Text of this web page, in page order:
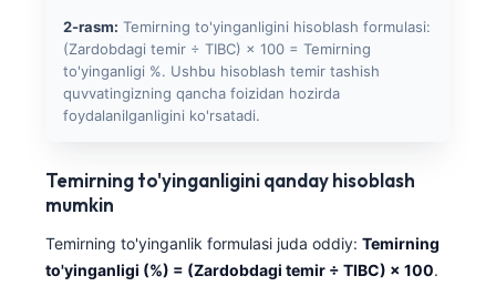
2-rasm: Temirning to'yinganligini hisoblash formulasi:
(Zardobdagi temir ÷ TIBC) × 100 = Temirning
to'yinganligi %. Ushbu hisoblash temir tashish
quvvatingizning qancha foizidan hozirda
foydalanilganligini ko'rsatadi.
Temirning to'yinganligini qanday hisoblash
mumkin
Temirning to'yinganlik formulasi juda oddiy: Temirning
to'yinganligi (%) = (Zardobdagi temir ÷ TIBC) × 100.